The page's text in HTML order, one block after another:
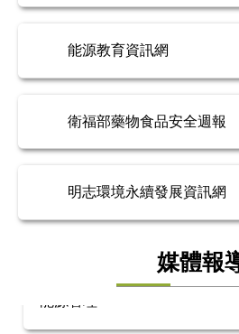
能源教育資訊網
衛福部藥物食品安全週報
明志環境永續發展資訊網
媒體報
113年明志科大通過ISO 50001